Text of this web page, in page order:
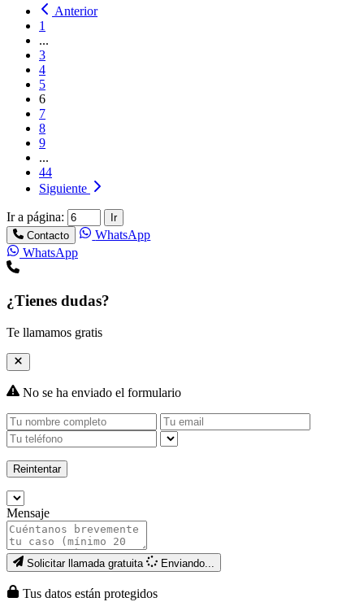
Anterior
1
...
3
4
5
6
7
8
9
...
44
Siguiente
Ir a página:
Ir
Contacto
WhatsApp
WhatsApp
¿Tienes dudas?
Te llamamos gratis
No se ha enviado el formulario
Reintentar
Mensaje
Solicitar llamada gratuita Enviando...
Tus datos están protegidos